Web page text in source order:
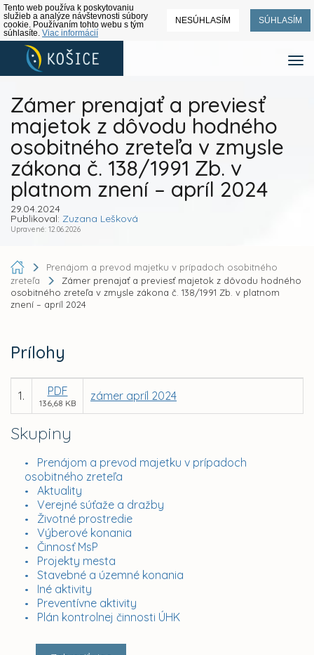
Tento web používa k poskytovaniu
služieb a analýze návštevnosti súbory
cookie. Používaním tohto webu s tým
súhlasíte. Viac informácií
NESÚHLASÍM SÚHLASÍM
Zámer prenajať a previesť
majetok z dôvodu hodného
osobitného zreteľa v zmysle
zákona č. 138/1991 Zb. v
platnom znení – apríl 2024
29.04.2024
Publikoval: Zuzana Lešková
Upravené: 12.06.2026
Skupiny
Prenájom a prevod majetku v prípadoch
osobitného zreteľa
Aktuality
Verejné súťaže a dražby
Životné prostredie
Výberové konania
Činnosť MsP
Projekty mesta
Stavebné a územné konania
Iné aktivity
Preventívne aktivity
Plán kontrolnej činnosti ÚHK
Prenájom a prevod majetku v prípadoch osobitného
zreteľa
Zámer prenajať a previesť majetok z dôvodu hodného
osobitného zreteľa v zmysle zákona č. 138/1991 Zb. v platnom
znení – apríl 2024
Prílohy
1. PDF
136,68 KB
zámer apríl 2024